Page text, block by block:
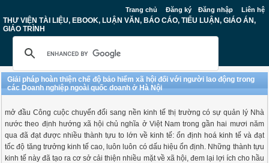
Trang chủ Đăng ký Đăng nhập Liên hệ
THƯ VIỆN TÀI LIỆU, EBOOK, LUẬN VĂN, BÁO CÁO, TIỂU LUẬN, GIÁO ÁN,
GIÁO TRÌNH
Giải pháp hoàn thiện chế độ bảo hiểm xã hội đối với người lao động trong
các Doanh nghiệp ngoài quốc doanh ở Hà Nội
mở đầu Công cuộc chuyển đổi sang nền kinh tế thị trường có sự quản lý Nhà
nước theo định hướng xã hội chủ nghĩa ở Việt Nam trong gần hai mươi năm
qua đã đạt được nhiều thành tựu to lớn về kinh tế: ổn định hoá kinh tế và đạt
tốc độ tăng trưởng kinh tế cao, luôn luôn có dấu hiệu ổn định. Những thành tựu
kinh tế này đã tạo ra cơ sở cải thiện nhiều mặt về xã hội, đem lại lợi ích cho hầu